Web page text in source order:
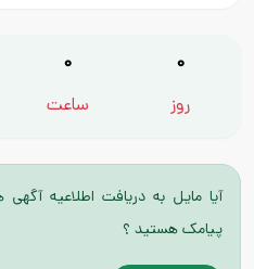
0
روز
0
ساعت
آیا مایل به دریافت اطلاعیه
پیامک هستید ؟